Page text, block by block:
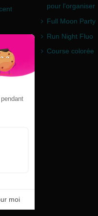
pour l'organiser
Full Moon Party
Run Night Fluo
Course colorée